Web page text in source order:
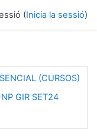
(Inicia la sessió)
(CURSOS)
GIR SET24